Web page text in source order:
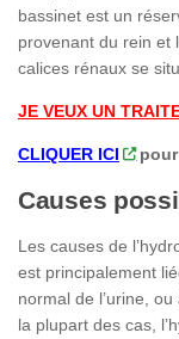
bassinet est un
provenant du rein et
calices rénaux se
JE VEUX UN
CLIQUER ICI pour
Causes
Les causes de
est principalement
normal de l’urine,
la plupart des cas,